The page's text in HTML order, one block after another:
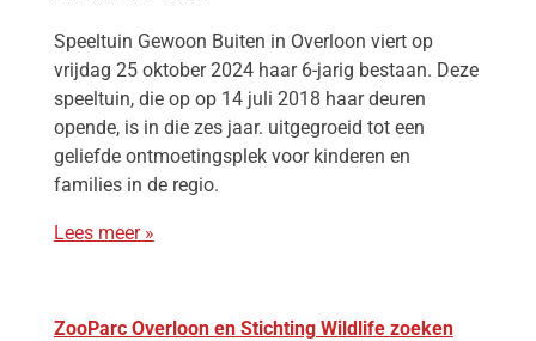
Speeltuin Gewoon Buiten in Overloon viert op
vrijdag 25 oktober 2024 haar 6-jarig bestaan. Deze
speeltuin, die op op 14 juli 2018 haar deuren
opende, is in die zes jaar. uitgegroeid tot een
geliefde ontmoetingsplek voor kinderen en
families in de regio.
Lees meer »
ZooParc Overloon en Stichting Wildlife zoeken